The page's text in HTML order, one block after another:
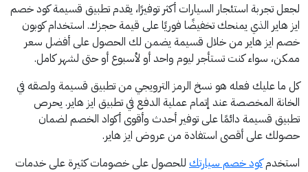
لجعل تجربة استئجار السيارات أكثر توفيرًا، يقدم تطبيق قسيمة كود خصم
ايز هاير الذي يمنحك تخفيضًا فوريًا على قيمة حجزك. استخدام كوبون
خصم ايز هاير من خلال قسيمة يضمن لك الحصول على أفضل سعر
ممكن، سواء كنت تستأجر ليوم واحد أو لأسبوع أو حتى لشهر كامل.
كل ما عليك فعله هو نسخ الرمز الترويجي من تطبيق قسيمة ولصقه في
الخانة المخصصة عند إتمام عملية الدفع في تطبيق ايز هاير. يحرص
تطبيق قسيمة دائمًا على توفير أحدث وأقوى أكواد الخصم لضمان
حصولك على أقصى استفادة من عروض ايز هاير.
استخدمكود خصم سيارتك للحصول على خصومات كثيرة على خدمات